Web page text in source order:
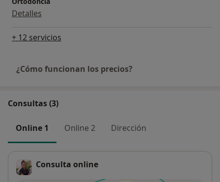
Detalles
+ 12 servicios
¿Cómo funcionan los precios?
Consultas (3)
Online 1 Online 2 Dirección
Consulta online